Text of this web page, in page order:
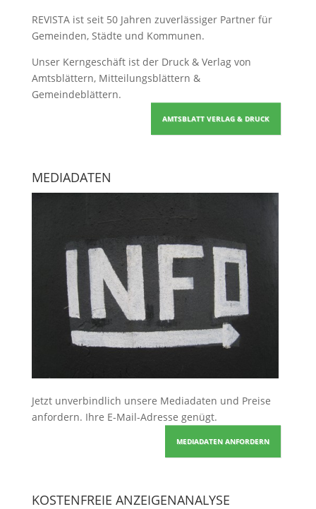
REVISTA ist seit 50 Jahren zuverlässiger Partner für
Gemeinden, Städte und Kommunen.
Unser Kerngeschäft ist der Druck & Verlag von
Amtsblättern, Mitteilungsblättern &
Gemeindeblättern.
AMTSBLATT VERLAG & DRUCK
MEDIADATEN
Jetzt unverbindlich unsere Mediadaten und Preise
anfordern. Ihre E-Mail-Adresse genügt.
MEDIADATEN ANFORDERN
KOSTENFREIE ANZEIGENANALYSE